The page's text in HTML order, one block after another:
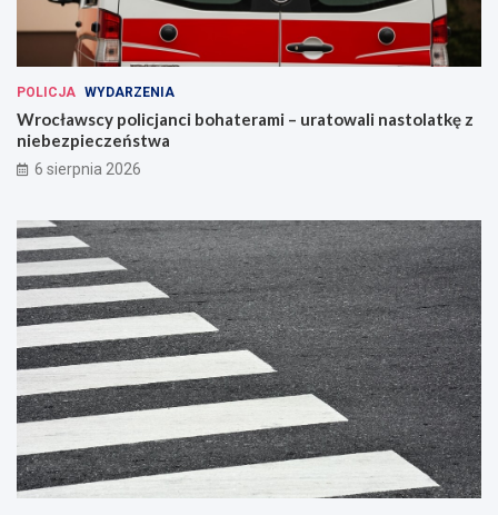
POLICJA WYDARZENIA
Wrocławscy policjanci bohaterami – uratowali nastolatkę z
niebezpieczeństwa
6 sierpnia 2026